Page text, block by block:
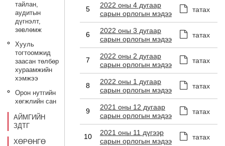
тайлан,
аудитын
дүгнэлт,
зөвлөмж
Хууль
тогтоомжид
заасан төлбөр
хураамжийн
хэмжээ
Орон нутгийн
хөгжлийн сан
АЙМГИЙН
ЗДТГ
ХӨРӨНГӨ
5
2022 оны 4 дугаар
сарын орлогын мэдээ
татах
6
2022 оны 3 дугаар
сарын орлогын мэдээ
татах
7
2022 оны 2 дугаар
сарын орлогын мэдээ
татах
8
2022 оны 1 дугаар
сарын орлогын мэдээ
татах
9
2021 оны 12 дугаар
сарын орлогын мэдээ
татах
10
2021 оны 11 дүгээр
сарын орлогын мэдээ
татах